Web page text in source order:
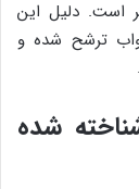
است. دلیل این
ترشح شده و
شده